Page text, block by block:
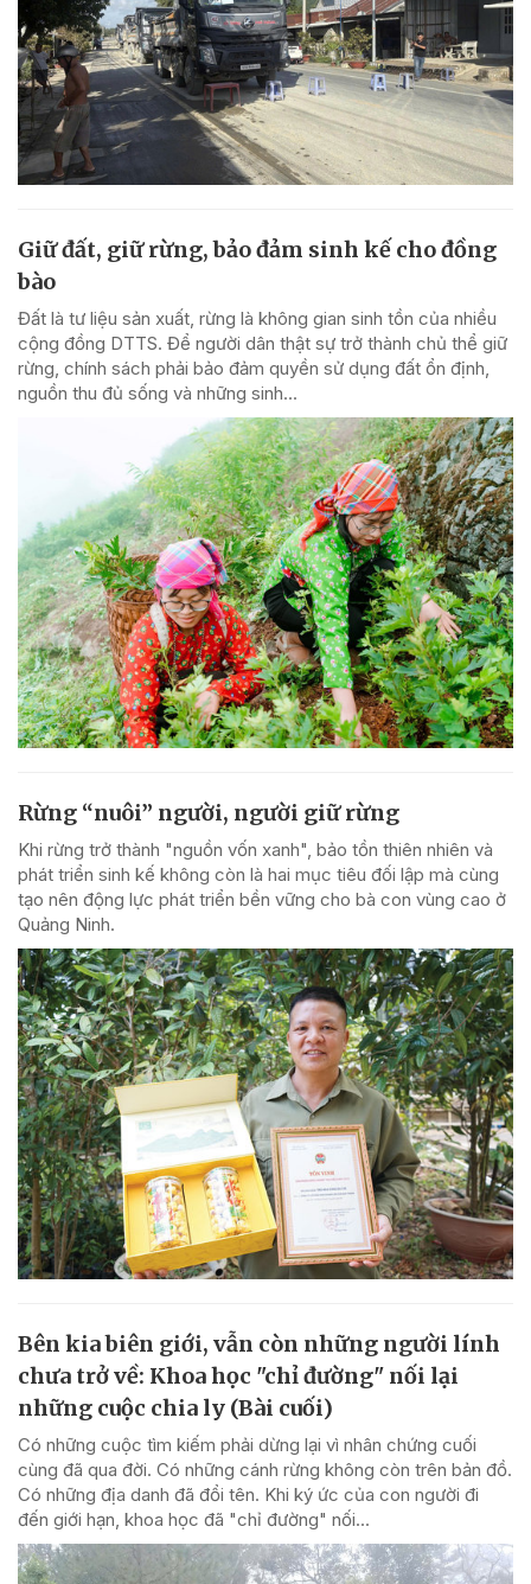
Giữ đất, giữ rừng, bảo đảm sinh kế cho đồng
bào
Đất là tư liệu sản xuất, rừng là không gian sinh tồn của nhiều
cộng đồng DTTS. Để người dân thật sự trở thành chủ thể giữ
rừng, chính sách phải bảo đảm quyền sử dụng đất ổn định,
nguồn thu đủ sống và những sinh...
Rừng “nuôi” người, người giữ rừng
Khi rừng trở thành "nguồn vốn xanh", bảo tồn thiên nhiên và
phát triển sinh kế không còn là hai mục tiêu đối lập mà cùng
tạo nên động lực phát triển bền vững cho bà con vùng cao ở
Quảng Ninh.
Bên kia biên giới, vẫn còn những người lính
chưa trở về: Khoa học "chỉ đường" nối lại
những cuộc chia ly (Bài cuối)
Có những cuộc tìm kiếm phải dừng lại vì nhân chứng cuối
cùng đã qua đời. Có những cánh rừng không còn trên bản đồ.
Có những địa danh đã đổi tên. Khi ký ức của con người đi
đến giới hạn, khoa học đã "chỉ đường" nối...